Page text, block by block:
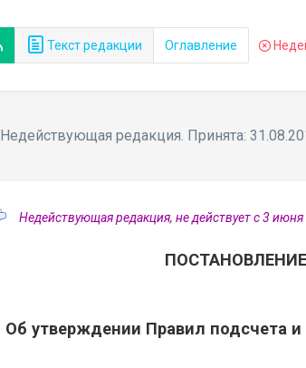
Текст редакции Оглавление
Недействующая редакция. Принята:
Недействующая редакция, не действует с 3 июня
Об утверждении Правил подсчета